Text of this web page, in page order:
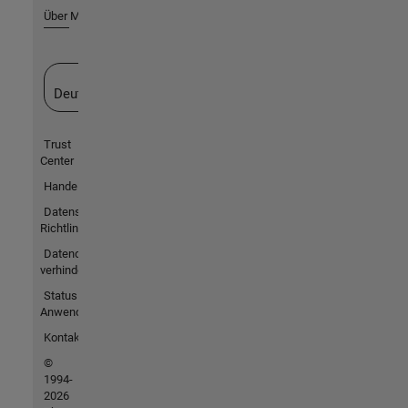
Über MathWorks
Deutschland
Trust
Center
Handelsmarken
Datenschutz-
Richtlinien
Datendiebstahl
verhindern
Status von
Anwendungen
Kontakt
©
1994-
2026